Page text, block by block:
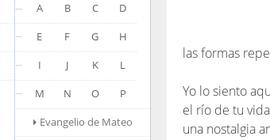
A B C
D
E
F G
H
I
J K
L
M
N O
P
Evangelio de Mateo
las formas
Yo lo siento
el río de tu
una nostalgia